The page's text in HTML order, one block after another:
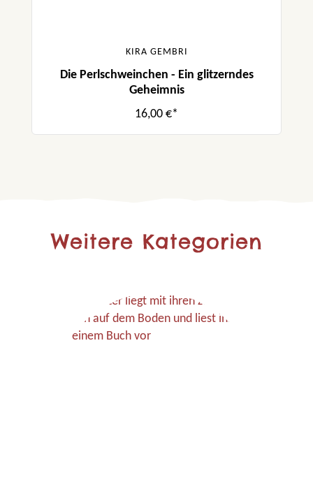
KIRA GEMBRI
Die Perlschweinchen - Ein glitzerndes
Geheimnis
16,00 €*
Weitere Kategorien